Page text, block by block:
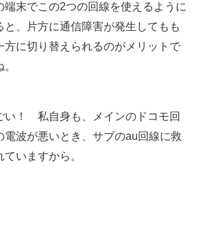
端末でこの2つの回線を使えるように
と、片方に通信障害が発生してもも
方に切り替えられるのがメリットで
い！ 私自身も、メインのドコモ回
電波が悪いとき、サブのau回線に救
ていますから。